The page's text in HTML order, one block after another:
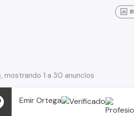
mostrando 1 a 30 anuncios
Emir Ortega